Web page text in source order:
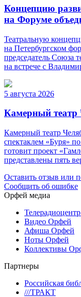
Концепцию
на Форуме
Театральную
на Петербургском
председатель Союза
на встрече с
5 августа 2026
Камерный театр
Камерный театр
спектаклем «Буря»
готовит проект
представлены пять
Оставить отзыв или
Сообщить об ошибке
Орфей медиа
Видео Орфей
Афиша Орфей
Ноты Орфей
Коллективы
Партнеры
Российская
///ТРАКТ